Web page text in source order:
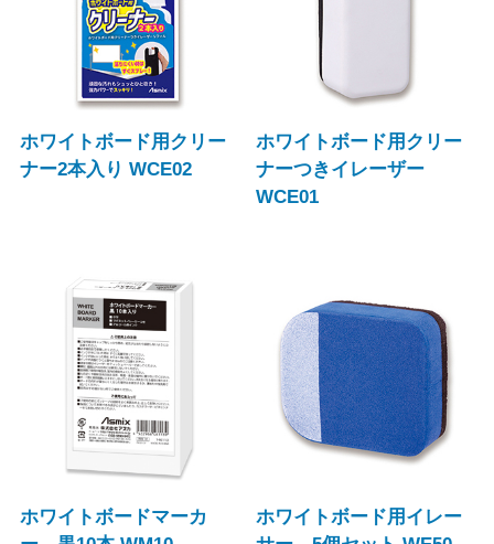
ホワイトボード用クリー
ナー2本入り WCE02
ホワイトボード用クリー
ナーつきイレーザー
WCE01
ホワイトボードマーカ
ホワイトボード用イレー